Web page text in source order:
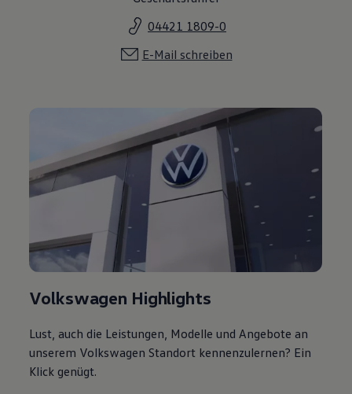
04421 1809-0
E-Mail schreiben
Volkswagen Highlights
Lust, auch die Leistungen, Modelle und Angebote an
unserem Volkswagen Standort kennenzulernen? Ein
Klick genügt.